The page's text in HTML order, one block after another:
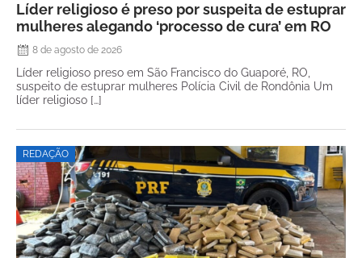
Líder religioso é preso por suspeita de estuprar
mulheres alegando ‘processo de cura’ em RO
8 de agosto de 2026
Líder religioso preso em São Francisco do Guaporé, RO,
suspeito de estuprar mulheres Polícia Civil de Rondônia Um
líder religioso […]
REDAÇÃO